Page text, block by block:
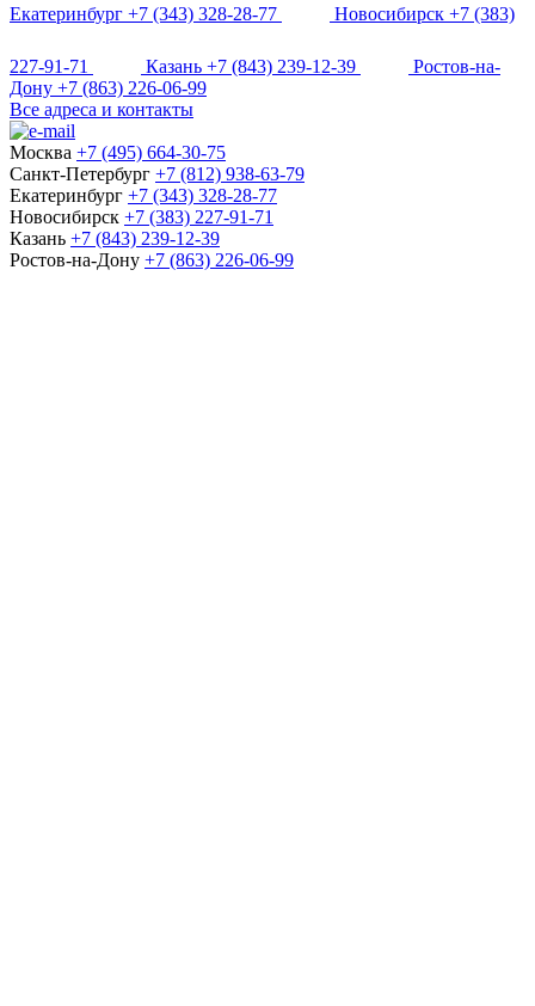
Екатеринбург +7 (343) 328-28-77 Новосибирск +7 (383)
227-91-71 Казань +7 (843) 239-12-39
Ростов-на-
Дону +7 (863) 226-06-99
Все адреса и контакты
Москва +7 (495) 664-30-75
Санкт-Петербург +7 (812) 938-63-79
Екатеринбург +7 (343) 328-28-77
Новосибирск +7 (383) 227-91-71
Казань +7 (843) 239-12-39
Ростов-на-Дону +7 (863) 226-06-99